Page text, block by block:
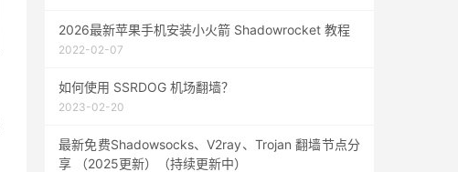
2026最新苹果手机安装小火箭 Shadowrocket 教程
2022-02-07
如何使用 SSRDOG 机场翻墙？
2023-02-20
最新免费Shadowsocks、V2ray、Trojan 翻墙节点分
享 （2025更新）（持续更新中）